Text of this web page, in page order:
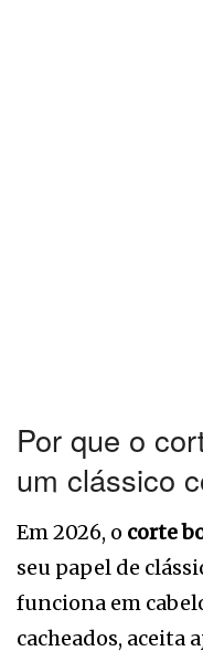
Por que o
um clássico
Em 2026, o corte
seu papel de
funciona em
cacheados, aceita